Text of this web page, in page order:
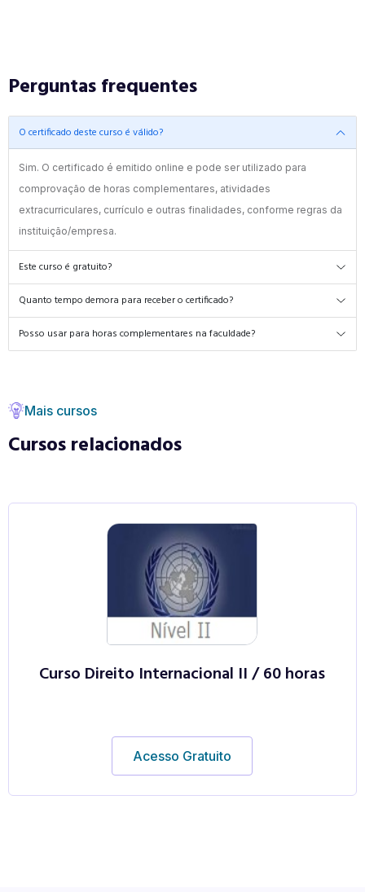
Perguntas frequentes
O certificado deste curso é válido?
Sim. O certificado é emitido online e pode ser utilizado para
comprovação de horas complementares, atividades
extracurriculares, currículo e outras finalidades, conforme regras da
instituição/empresa.
Este curso é gratuito?
Quanto tempo demora para receber o certificado?
Posso usar para horas complementares na faculdade?
Mais cursos
Cursos relacionados
Curso Direito Internacional II / 60 horas
Acesso Gratuito